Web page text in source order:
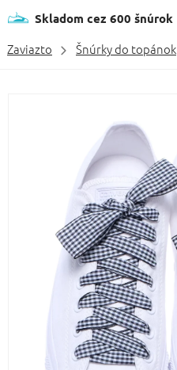
Skladom cez 600 šnúrok
Zaviazto Šnúrky do topánok